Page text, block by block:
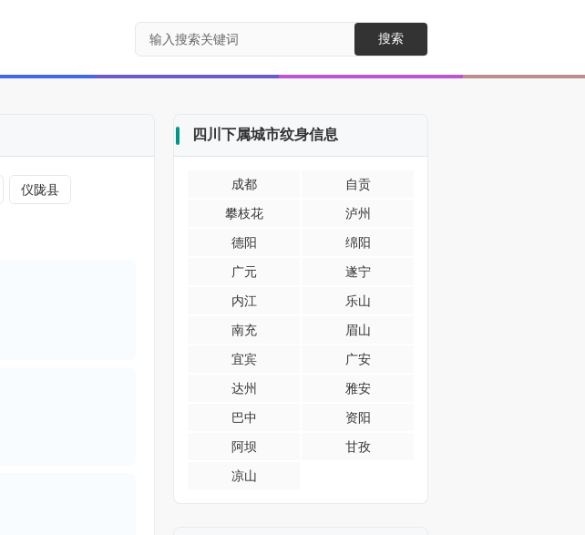
搜索
仪陇县
四川下属城市纹身信息
成都
自贡
攀枝花
泸州
德阳
绵阳
广元
遂宁
内江
乐山
南充
眉山
宜宾
广安
达州
雅安
巴中
资阳
阿坝
甘孜
凉山